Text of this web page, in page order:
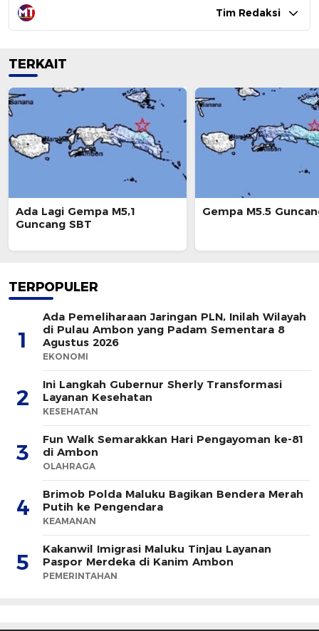
Tim Redaksi
TERKAIT
Ada Lagi Gempa M5,1
Guncang SBT
Gempa M5.5
TERPOPULER
1
Ada Pemeliharaan Jaringan PLN, Inilah Wilayah
di Pulau Ambon yang Padam Sementara 8
Agustus 2026
EKONOMI
2
Ini Langkah Gubernur Sherly Transformasi
Layanan Kesehatan
KESEHATAN
3
Fun Walk Semarakkan Hari Pengayoman ke-81
di Ambon
OLAHRAGA
4
Brimob Polda Maluku Bagikan Bendera Merah
Putih ke Pengendara
KEAMANAN
5
Kakanwil Imigrasi Maluku Tinjau Layanan
Paspor Merdeka di Kanim Ambon
PEMERINTAHAN